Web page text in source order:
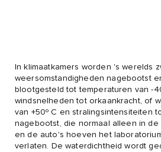
In klimaatkamers worden 's werelds
weersomstandigheden nagebootst
blootgesteld tot temperaturen van -
windsnelheden tot orkaankracht, of
van +50º C en stralingsintensiteiten
nagebootst, die normaal alleen in
en de auto's hoeven het
verlaten. De waterdichtheid wordt